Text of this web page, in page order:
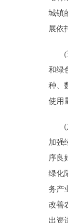
城镇
展依
(五)
和绿
种、
使用
(六)
加强
序良
绿化
务产
改善
出资